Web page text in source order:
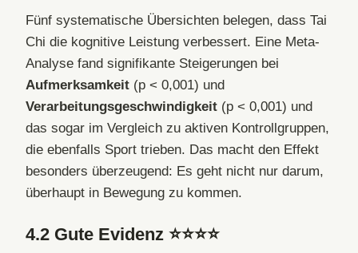
Fünf systematische Übersichten belegen, dass Tai
Chi die kognitive Leistung verbessert. Eine Meta-
Analyse fand signifikante Steigerungen bei
Aufmerksamkeit (p < 0,001) und
Verarbeitungsgeschwindigkeit (p < 0,001) und
das sogar im Vergleich zu aktiven Kontrollgruppen,
die ebenfalls Sport trieben. Das macht den Effekt
besonders überzeugend: Es geht nicht nur darum,
überhaupt in Bewegung zu kommen.
4.2 Gute Evidenz ⭐⭐⭐⭐